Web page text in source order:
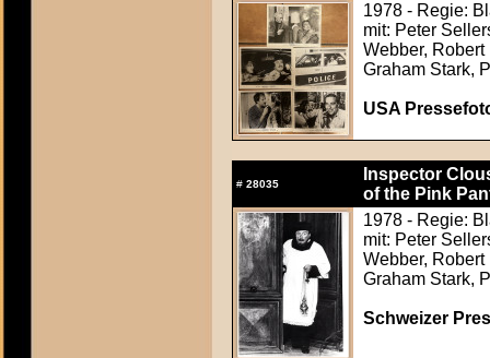
1978 - Regie:
mit: Peter
Webber,
Graham Stark,
USA
# 28035
Inspector
of the Pink
1978 - Regie:
mit: Peter
Webber,
Graham Stark,
Schweizer